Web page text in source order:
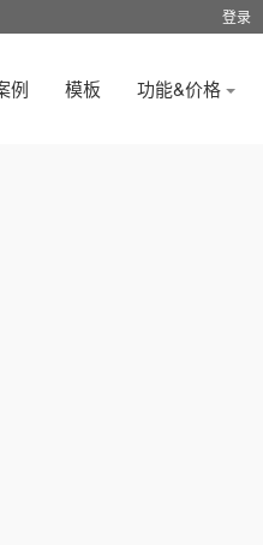
登录
例 模板 功能&价格